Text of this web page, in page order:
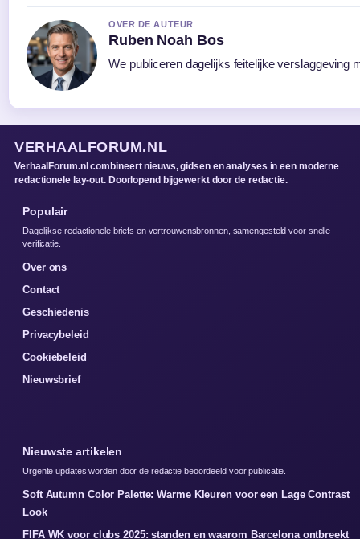
OVER DE AUTEUR
Ruben Noah Bos
We publiceren dagelijks feitelijke verslaggeving
VERHAALFORUM.NL
VerhaalForum.nl combineert nieuws, gidsen en analyses in een moderne
redactionele lay-out. Doorlopend bijgewerkt door de redactie.
Populair
Dagelijkse redactionele briefs en vertrouwensbronnen, samengesteld voor snelle
verificatie.
Over ons
Contact
Geschiedenis
Privacybeleid
Cookiebeleid
Nieuwsbrief
Nieuwste artikelen
Urgente updates worden door de redactie beoordeeld voor publicatie.
Soft Autumn Color Palette: Warme Kleuren voor een Lage Contrast
Look
FIFA WK voor clubs 2025: standen en waarom Barcelona ontbreekt